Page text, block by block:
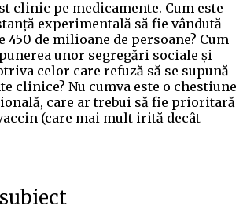
clinic pe medicamente. Cum este
experimentală să fie vândută
de milioane de persoane? Cum
unor segregări sociale și
celor care refuză să se supună
clinice? Nu cumva este o chestiune
care ar trebui să fie prioritară
(care mai mult irită decât